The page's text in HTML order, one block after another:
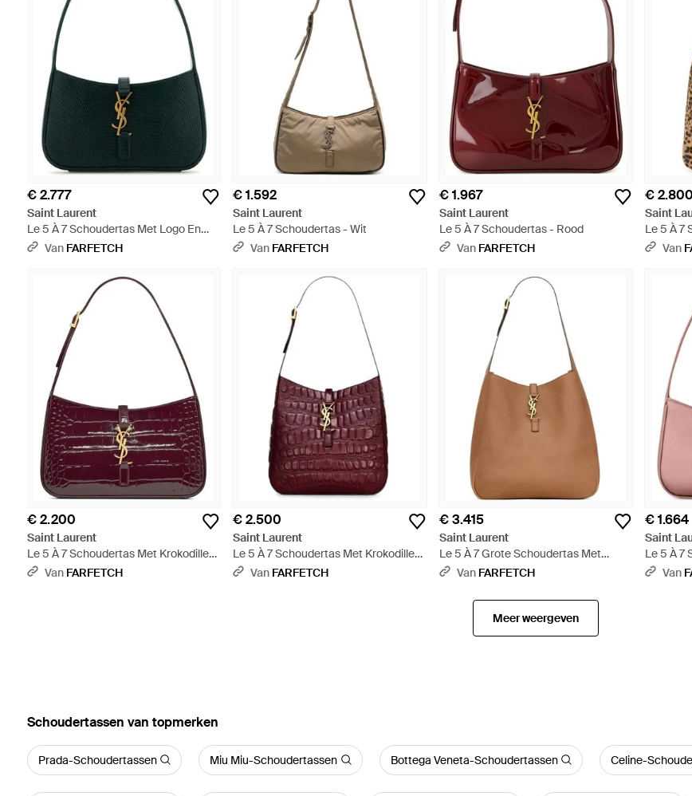
€ 2.777
Saint Laurent
Le 5 À 7 Schoudertas Met Logo En
Hagedissen-Effect - Zwart
Van FARFETCH
€ 1.592
Saint Laurent
Le 5 À 7 Schoudertas - Wit
Van FARFETCH
€ 1.967
Saint Laurent
Le 5 À 7 Schoudertas - Rood
Van FARFETCH
€ 2.800
Saint
Le 5 À 7
Van
€ 2.200
Saint Laurent
Le 5 À 7 Schoudertas Met Krokodillen-
Reliëf - Paars
Van FARFETCH
€ 2.500
Saint Laurent
Le 5 À 7 Schoudertas Met Krokodillen-
Reliëf - Paars
Van FARFETCH
€ 3.415
Saint Laurent
Le 5 À 7 Grote Schoudertas Met
Logoplakkaat - Bruin
Van FARFETCH
€ 1.664
Saint
Le 5 À 7
Van
Meer weergeven
‪Schoudertassen‬ van topmerken
Prada-Schoudertassen Miu Miu-Schoudertassen Bottega Veneta-Schoudertassen Celine-